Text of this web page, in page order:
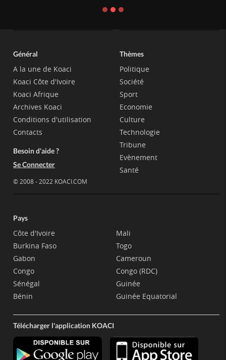
Général
A la une de Koaci
Koaci Côte d'Ivoire
Koaci Afrique
Archives Koaci
Conditions d'utilisation
Contacts
Besoin d'aide ?
Se Connecter
© 2008 - 2022 KOACI.COM
Thèmes
Politique
Société
Sport
Economie
Culture
Technologie
Tribune
Evènement
Santé
Pays
Côte d'Ivoire
Burkina Faso
Gabon
Congo
Sénégal
Bénin
Mali
Togo
Cameroun
Congo (RDC)
Guinée
Guinée Equatorial
Télécharger l'application KOACI